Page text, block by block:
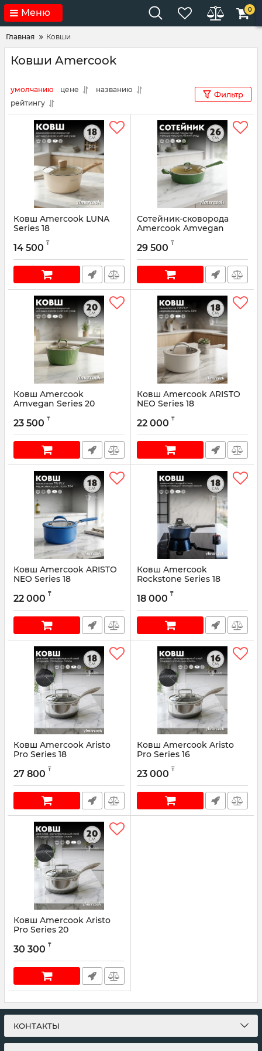
Меню 0
Главная Ковши
Ковши Amercook
умолчанию цене
названию
рейтингу
Фильтр
Ковш Amercook LUNA
Series 18
LU0418
14 500 ₸
Сотейник-сковорода
Amercook Amvegan
Артикул:
29 500 ₸
Ковш Amercook
Amvegan Series 20
VG0420E
23 500 ₸
Ковш Amercook ARISTO
NEO Series 18
AN0418WE
22 000 ₸
Ковш Amercook ARISTO
NEO Series 18
AN0418BE
22 000 ₸
Ковш Amercook
Rockstone Series 18
AC0101104.18WP
18 000 ₸
Ковш Amercook Aristo
Pro Series 18
AR0418SS
27 800 ₸
Ковш Amercook Aristo
Pro Series 16
AP0416
23 000 ₸
Ковш Amercook Aristo
Pro Series 20
AR0420SS
30 300 ₸
КОНТАКТЫ